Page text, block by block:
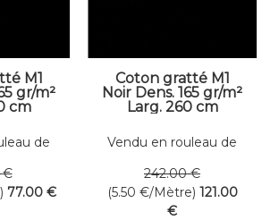
M1
gr/m²
cm
de
€
77.00 €
Coton gratté M1
Noir Dens. 165 gr/m²
Larg. 260 cm
Vendu en rouleau de
242.00 €
(5.50 €/Mètre) 121.00
€